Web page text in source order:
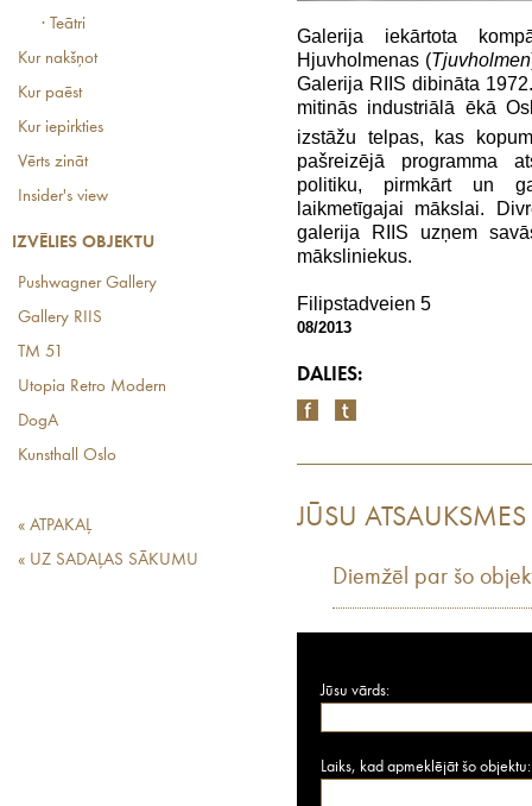
· Teātri
Kur nakšņot
Kur paēst
Kur iepirkties
Vērts zināt
Insider's view
IZVĒLIES OBJEKTU
Pushwagner Gallery
Gallery RIIS
TM 51
Utopia Retro Modern
DogA
Kunsthall Oslo
« ATPAKAĻ
« UZ SADAĻAS SĀKUMU
Galerija iekārtota
Hjuvholmenas (Tjuvholmen
Galerija RIIS dibināta
mitinās industriālā ēkā
izstāžu telpas, kas
pašreizējā programma
politiku, pirmkārt un
laikmetīgajai mākslai.
galerija RIIS uzņem
māksliniekus.
Filipstadveien 5
08/2013
DALIES:
JŪSU ATSAUKSMES
Diemžēl par šo
Jūsu vārds:
Laiks, kad apmeklējāt šo objektu: